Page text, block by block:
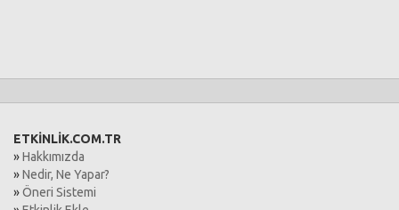
ETKİNLİK.COM.TR
»Hakkımızda
»Nedir, Ne Yapar?
»Öneri Sistemi